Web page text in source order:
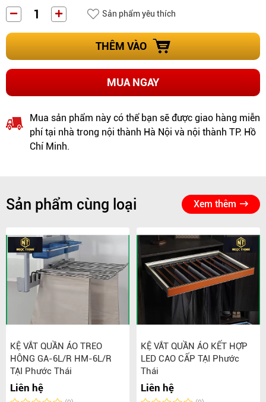
Sản phẩm yêu thích
THÊM VÀO
MUA NGAY
Mua sản phẩm này có thể bạn sẽ được giao hàng miễn
phí tại nhà trong nội thành Hà Nội và nội thành TP. Hồ
Chí Minh.
Sản phẩm cùng loại Xem thêm
KỆ VẮT QUẦN ÁO TREO
HÔNG GA-6L/R HM-6L/R
TẠI Phước Thái
Liên hệ
KỆ VẮT QUẦN ÁO KẾT HỢP
LED CAO CẤP TẠI Phước
Thái
Liên hệ